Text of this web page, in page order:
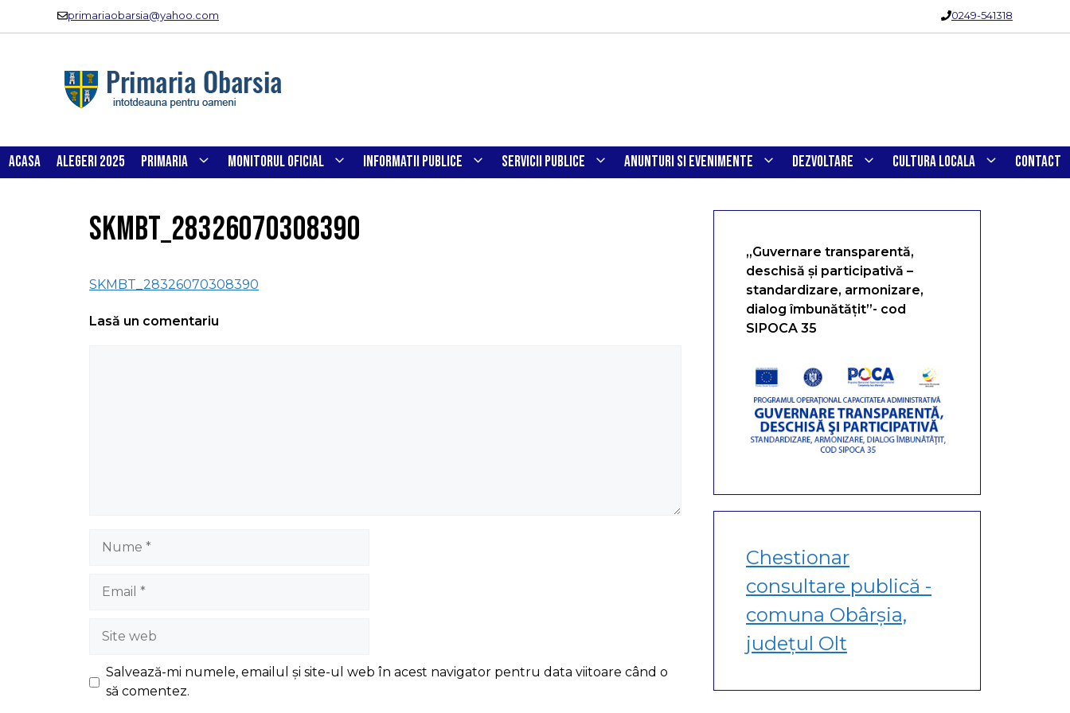
0249-541318
primariaobarsia@yahoo.com
ACASA ALEGERI 2025 PRIMARIA MONITORUL OFICIAL INFORMATII PUBLICE SERVICII PUBLICE ANUNTURI SI EVENIMENTE DEZVOLTARE CULTURA LOCALA CONTACT
SKMBT_28326070308390
SKMBT_28326070308390
Lasă un comentariu
Site
web
Salvează-mi numele, emailul și site-ul web în acest navigator pentru data viitoare când o
să comentez.
„Guvernare transparentă,
deschisă și participativă –
standardizare, armonizare,
dialog îmbunătățit”- cod
SIPOCA 35
Chestionar
consultare publică -
comuna Obârșia,
județul Olt